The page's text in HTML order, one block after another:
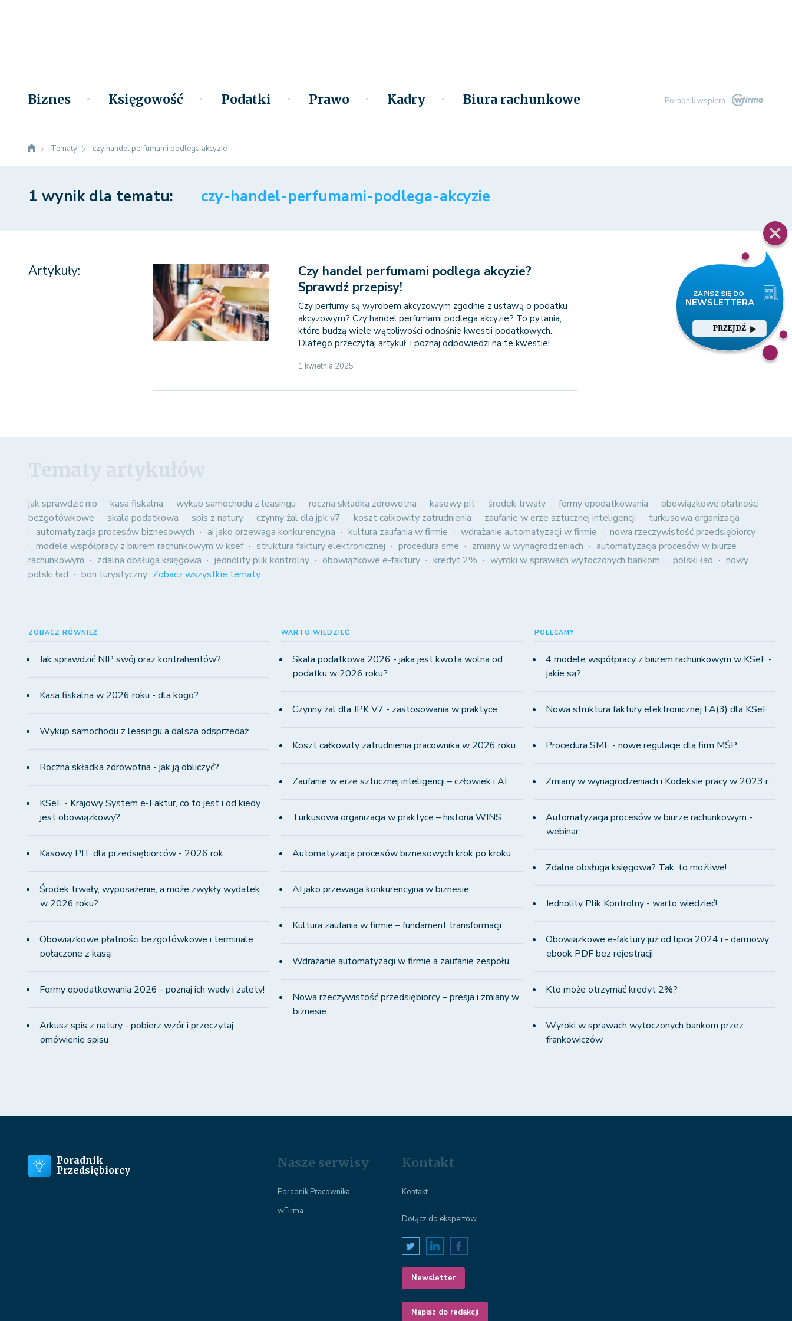
Biznes Księgowość Podatki Prawo Kadry Biura rachunkowe Poradnik wspiera
PRZEJDŹ
Tematy czy handel perfumami podlega akcyzie
1 wynik dla tematu: czy-handel-perfumami-podlega-akcyzie
Artykuły:
Czy handel perfumami podlega akcyzie?
Sprawdź przepisy!
Czy perfumy są wyrobem akcyzowym zgodnie z ustawą o podatku
akcyzowym? Czy handel perfumami podlega akcyzie? To pytania,
które budzą wiele wątpliwości odnośnie kwestii podatkowych.
Dlatego przeczytaj artykuł, i poznaj odpowiedzi na te kwestie!
1 kwietnia 2025
jak sprawdzić nip kasa fiskalna wykup samochodu z leasingu roczna składka zdrowotna kasowy pit środek trwały formy opodatkowania
obowiązkowe płatności
bezgotówkowe
skala podatkowa spis z natury czynny żal dla jpk v7 koszt całkowity zatrudnienia zaufanie w erze sztucznej inteligencji
turkusowa organizacja
automatyzacja procesów biznesowych
ai jako przewaga konkurencyjna kultura zaufania w firmie wdrażanie automatyzacji w firmie
nowa rzeczywistość przedsiębiorcy
modele współpracy z biurem rachunkowym w ksef
struktura faktury elektronicznej procedura sme zmiany w wynagrodzeniach
automatyzacja procesów w biurze
rachunkowym
zdalna obsługa księgowa jednolity plik kontrolny obowiązkowe e-faktury kredyt 2% wyroki w sprawach wytoczonych bankom polski ład
nowy
polski ład
bon turystyczny Zobacz wszystkie tematy
ZOBACZ RÓWNIEŻ
Jak sprawdzić NIP swój oraz kontrahentów?
Kasa fiskalna w 2026 roku - dla kogo?
Wykup samochodu z leasingu a dalsza odsprzedaż
Roczna składka zdrowotna - jak ją obliczyć?
KSeF - Krajowy System e-Faktur, co to jest i od kiedy
jest obowiązkowy?
Kasowy PIT dla przedsiębiorców - 2026 rok
Środek trwały, wyposażenie, a może zwykły wydatek
w 2026 roku?
Obowiązkowe płatności bezgotówkowe i terminale
połączone z kasą
Formy opodatkowania 2026 - poznaj ich wady i zalety!
Arkusz spis z natury - pobierz wzór i przeczytaj
omówienie spisu
WARTO WIEDZIEĆ
Skala podatkowa 2026 - jaka jest kwota wolna od
podatku w 2026 roku?
Czynny żal dla JPK V7 - zastosowania w praktyce
Koszt całkowity zatrudnienia pracownika w 2026 roku
Zaufanie w erze sztucznej inteligencji – człowiek i AI
Turkusowa organizacja w praktyce – historia WINS
Automatyzacja procesów biznesowych krok po kroku
AI jako przewaga konkurencyjna w biznesie
Kultura zaufania w firmie – fundament transformacji
Wdrażanie automatyzacji w firmie a zaufanie zespołu
Nowa rzeczywistość przedsiębiorcy – presja i zmiany w
biznesie
POLECAMY
4 modele współpracy z biurem rachunkowym w KSeF -
jakie są?
Nowa struktura faktury elektronicznej FA(3) dla KSeF
Procedura SME - nowe regulacje dla firm MŚP
Zmiany w wynagrodzeniach i Kodeksie pracy w 2023 r.
Automatyzacja procesów w biurze rachunkowym -
webinar
Zdalna obsługa księgowa? Tak, to możliwe!
Jednolity Plik Kontrolny - warto wiedzieć!
Obowiązkowe e-faktury już od lipca 2024 r.- darmowy
ebook PDF bez rejestracji
Kto może otrzymać kredyt 2%?
Wyroki w sprawach wytoczonych bankom przez
frankowiczów
Poradnik
Przedsiębiorcy
Nasze serwisy
Poradnik Pracownika
wFirma
Kontakt
Kontakt
Dołącz do ekspertów
Newsletter
Napisz do redakcji